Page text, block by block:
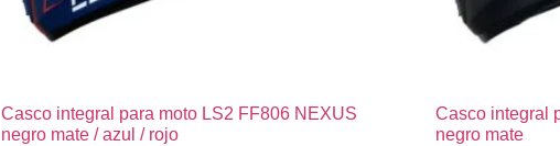
Casco integral para moto LS2 FF806 NEXUS
negro mate / azul / rojo
Casco integral
negro mate